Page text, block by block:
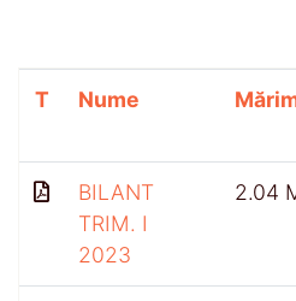
T Nume
BILANT
TRIM. I
2023
2.04